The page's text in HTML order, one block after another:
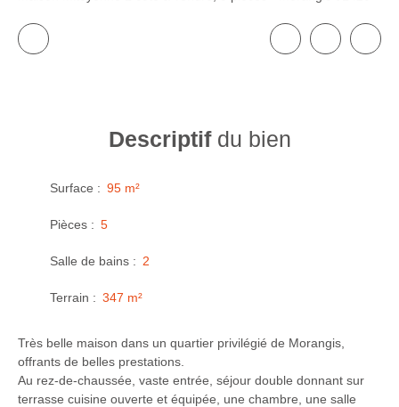
Descriptifdu bien
Surface : 95 m²
Pièces : 5
Salle de bains : 2
Terrain : 347 m²
Très belle maison dans un quartier privilégié de Morangis,
offrants de belles prestations.
Au rez-de-chaussée, vaste entrée, séjour double donnant sur
terrasse cuisine ouverte et équipée, une chambre, une salle